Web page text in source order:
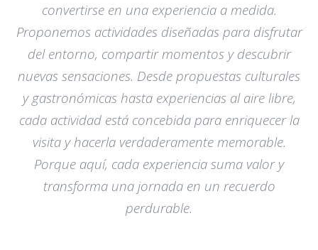
convertirse en una experiencia a medida.
Proponemos actividades diseñadas para disfrutar
del entorno, compartir momentos y descubrir
nuevas sensaciones. Desde propuestas culturales
y gastronómicas hasta experiencias al aire libre,
cada actividad está concebida para enriquecer la
visita y hacerla verdaderamente memorable.
Porque aquí, cada experiencia suma valor y
transforma una jornada en un recuerdo
perdurable.